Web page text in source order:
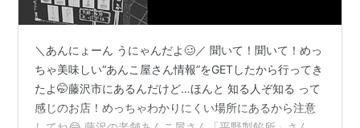
＼あんにょーん うにゃんだよ🥴／ 聞いて！聞いて！めっ
ちゃ美味しい“あんこ屋さん情報”をGETしたから行ってき
たよ🤭藤沢市にあるんだけど…ほんと 知る人ぞ知る って
感じのお店！めっちゃわかりにくい場所にあるから注意